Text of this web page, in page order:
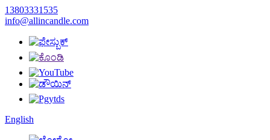
13803331535
info@allincandle.com
English